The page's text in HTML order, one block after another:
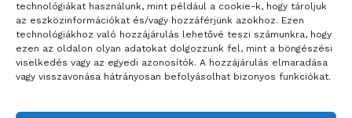
technológiákat használunk, mint például a cookie-k, hogy tároljuk
az eszközinformációkat és/vagy hozzáférjünk azokhoz. Ezen
technológiákhoz való hozzájárulás lehetővé teszi számunkra, hogy
ezen az oldalon olyan adatokat dolgozzunk fel, mint a böngészési
viselkedés vagy az egyedi azonosítók. A hozzájárulás elmaradása
vagy visszavonása hátrányosan befolyásolhat bizonyos funkciókat.
FESTÉKEK
TRINÁT spray háztartási gép
FESTÉKEK
Trinát Aqua Kolor